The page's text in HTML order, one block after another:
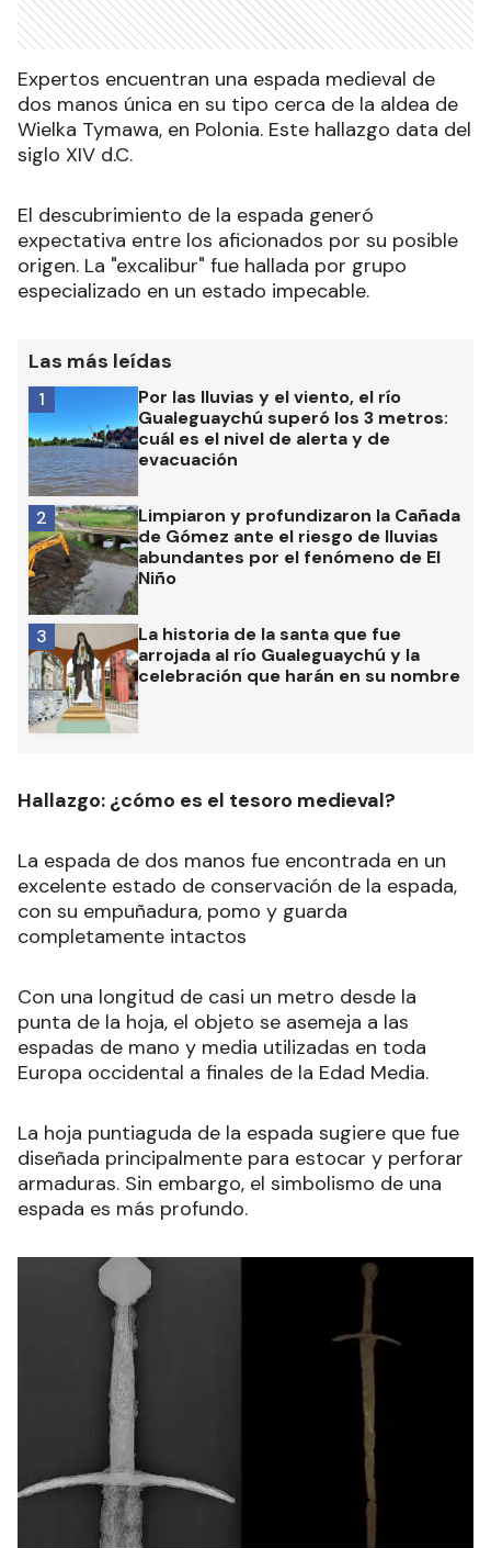
Expertos encuentran una espada medieval de
dos manos única en su tipo cerca de la aldea de
Wielka Tymawa, en Polonia. Este hallazgo data del
siglo XIV d.C.
El descubrimiento de la espada generó
expectativa entre los aficionados por su posible
origen. La "excalibur" fue hallada por grupo
especializado en un estado impecable.
Las más leídas
Por las lluvias y el viento, el río
Gualeguaychú superó los 3 metros:
cuál es el nivel de alerta y de
evacuación
1
Limpiaron y profundizaron la Cañada
de Gómez ante el riesgo de lluvias
abundantes por el fenómeno de El
Niño
2
La historia de la santa que fue
arrojada al río Gualeguaychú y la
celebración que harán en su nombre
3
Hallazgo: ¿cómo es el tesoro medieval?
La espada de dos manos fue encontrada en un
excelente estado de conservación de la espada,
con su empuñadura, pomo y guarda
completamente intactos
Con una longitud de casi un metro desde la
punta de la hoja, el objeto se asemeja a las
espadas de mano y media utilizadas en toda
Europa occidental a finales de la Edad Media.
La hoja puntiaguda de la espada sugiere que fue
diseñada principalmente para estocar y perforar
armaduras. Sin embargo, el simbolismo de una
espada es más profundo.